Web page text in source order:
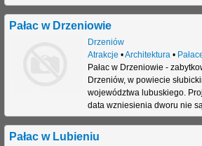
u
Pałac w Drzeniowie
Drzeniów
Atrakcje •Architektura •
Pałac w Drzeniowie -
Drzeniów, w powiecie
województwa lubuskiego.
data wzniesienia dworu nie
Pałac w Lubieniu